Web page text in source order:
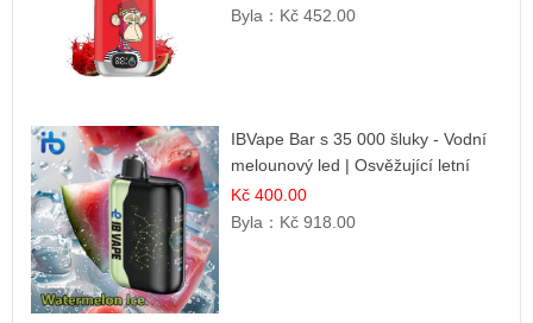
Byla： Kč 452.00
IBVape Bar s 35 000 šluky - Vodní
melounový led | Osvěžující letní
příchuť
Kč 400.00
Byla： Kč 918.00